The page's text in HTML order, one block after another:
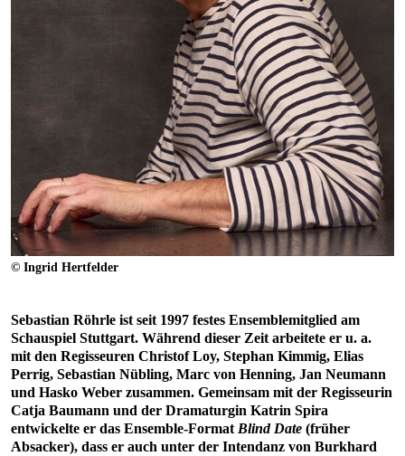
© Ingrid Hertfelder
Sebastian Röhrle ist seit 1997 festes Ensemblemitglied am
Schauspiel Stuttgart. Während dieser Zeit arbeitete er u. a.
mit den Regisseuren Christof Loy, Stephan Kimmig, Elias
Perrig, Sebastian Nübling, Marc von Henning, Jan Neumann
und Hasko Weber zusammen. Gemeinsam mit der Regisseurin
Catja Baumann und der Dramaturgin Katrin Spira
entwickelte er das Ensemble-Format Blind Date (früher
Absacker), dass er auch unter der Intendanz von Burkhard